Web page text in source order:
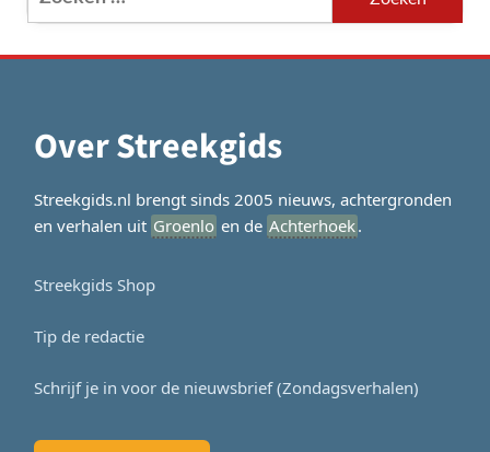
naar:
Over Streekgids
Streekgids.nl brengt sinds 2005 nieuws, achtergronden
en verhalen uit Groenlo en de Achterhoek.
Streekgids Shop
Tip de redactie
Schrijf je in voor de nieuwsbrief (Zondagsverhalen)